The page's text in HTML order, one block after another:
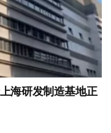
海研发制造基地正